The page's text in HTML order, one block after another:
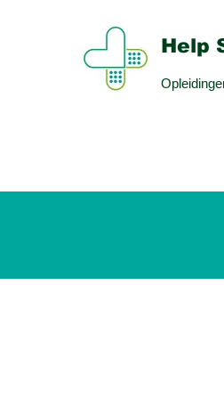
Help